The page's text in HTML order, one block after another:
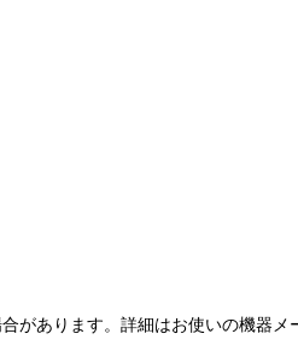
があります。詳細はお使いの機器メ